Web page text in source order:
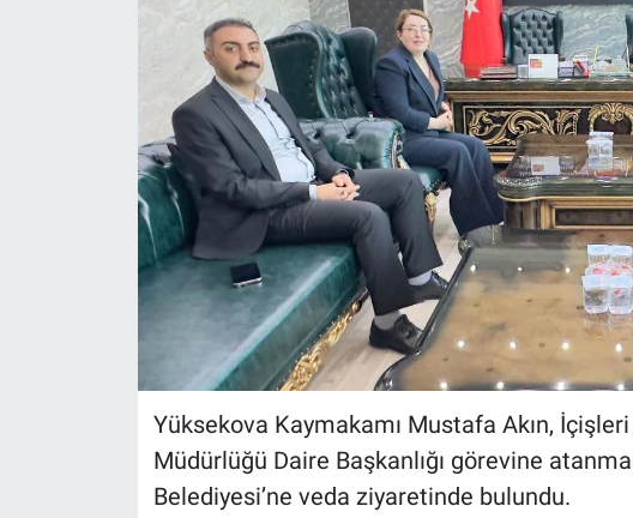
Yüksekova Kaymakamı Mustafa Akın,
Müdürlüğü Daire Başkanlığı görevine
Belediyesi’ne veda ziyaretinde bulundu.